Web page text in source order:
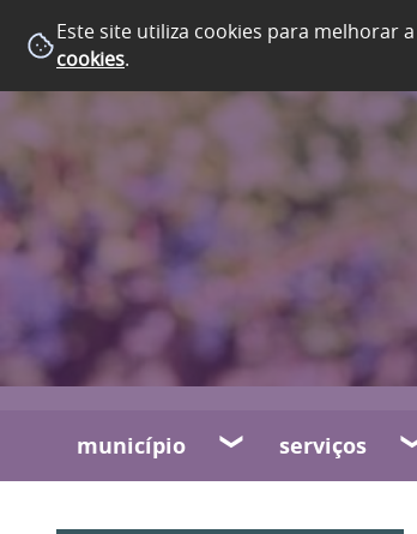
Este site utiliza cookies para melhorar
cookies.
município serviços